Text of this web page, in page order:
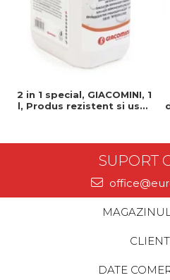
2 in 1 special, GIACOMINI, 1
l, Produs rezistent si usor
SUPORT
DATE